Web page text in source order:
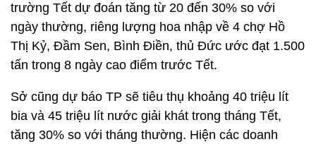
trường Tết dự đoán tăng từ 20 đến 30% so với
ngày thường, riêng lượng hoa nhập về 4 chợ Hồ
Thị Kỷ, Đầm Sen, Bình Điền, thủ Đức ước đạt 1.500
tấn trong 8 ngày cao điểm trước Tết.
Sở cũng dự báo TP sẽ tiêu thụ khoảng 40 triệu lít
bia và 45 triệu lít nước giải khát trong tháng Tết,
tăng 30% so với tháng thường. Hiện các doanh